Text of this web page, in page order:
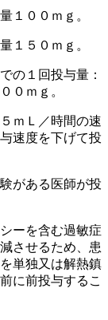
１００ｍｇ。
１５０ｍｇ。
の１回投与量：
０ｍｇ。
ｍＬ／時間の速
速度を下げて投
がある医師が投
ーを含む過敏症
させるため、患
単独又は解熱鎮
に前投与するこ